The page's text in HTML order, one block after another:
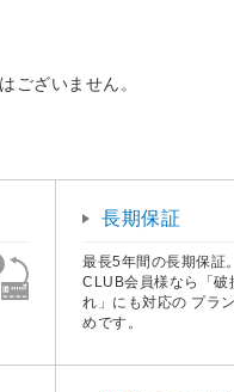
ございません。
長期保証
最長5年間の長期保証
CLUB会員様なら「破
れ」にも対応の プラ
めです。